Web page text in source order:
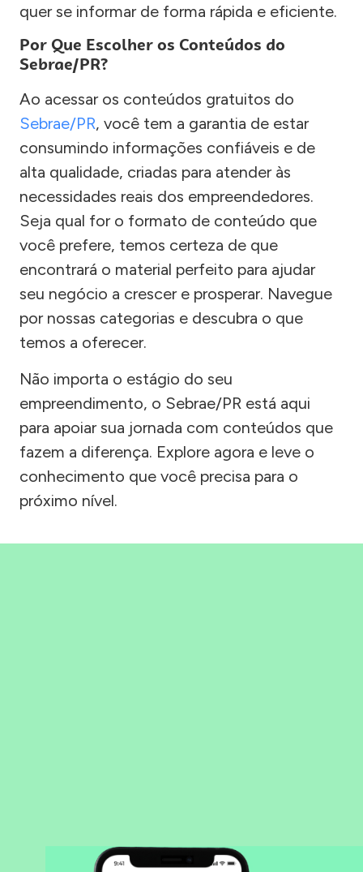
quer se informar de forma rápida e eficiente.
Por Que Escolher os Conteúdos do
Sebrae/PR?
Ao acessar os conteúdos gratuitos do
Sebrae/PR, você tem a garantia de estar
consumindo informações confiáveis e de
alta qualidade, criadas para atender às
necessidades reais dos empreendedores.
Seja qual for o formato de conteúdo que
você prefere, temos certeza de que
encontrará o material perfeito para ajudar
seu negócio a crescer e prosperar. Navegue
por nossas categorias e descubra o que
temos a oferecer.
Não importa o estágio do seu
empreendimento, o Sebrae/PR está aqui
para apoiar sua jornada com conteúdos que
fazem a diferença. Explore agora e leve o
conhecimento que você precisa para o
próximo nível.